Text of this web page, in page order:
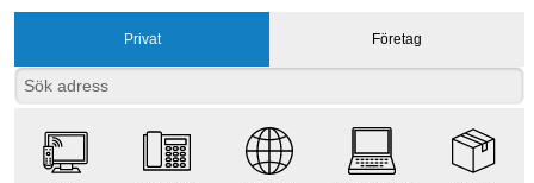
Privat Företag